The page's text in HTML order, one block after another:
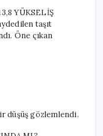
YÜKSELİŞ
taşıt
Öne çıkan
düşüş gözlemlendi.